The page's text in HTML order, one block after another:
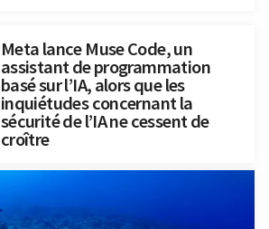
Meta lance Muse Code, un
assistant de programmation
basé sur l’IA, alors que les
inquiétudes concernant la
sécurité de l’IA ne cessent de
croître